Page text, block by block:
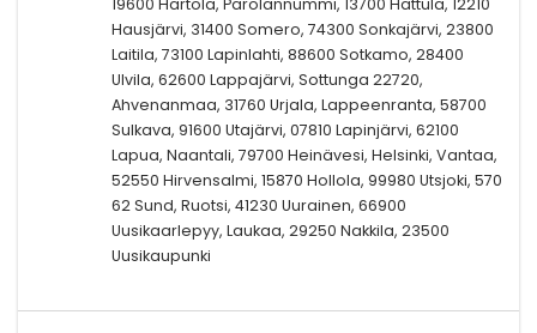
Hausjärvi, 31400 Somero, 74300 Sonkajärvi, 23800
Laitila, 73100 Lapinlahti, 88600 Sotkamo, 28400
Ulvila, 62600 Lappajärvi, Sottunga 22720,
Ahvenanmaa, 31760 Urjala, Lappeenranta, 58700
Sulkava, 91600 Utajärvi, 07810 Lapinjärvi, 62100
Lapua, Naantali, 79700 Heinävesi, Helsinki, Vantaa,
52550 Hirvensalmi, 15870 Hollola, 99980 Utsjoki, 570
62 Sund, Ruotsi, 41230 Uurainen, 66900
Uusikaarlepyy, Laukaa, 29250 Nakkila, 23500
Uusikaupunki